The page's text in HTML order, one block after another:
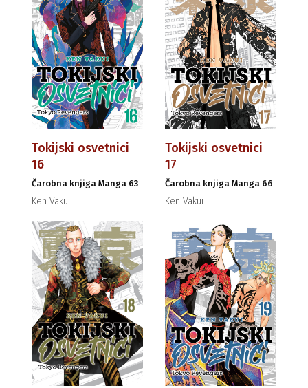
Tokijski osvetnici
16
Čarobna knjiga Manga 63
Ken Vakui
Tokijski osvetnici
17
Čarobna knjiga Manga 66
Ken Vakui